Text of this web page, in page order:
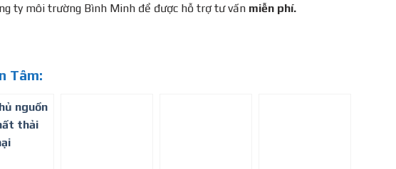
ty môi trường Bình Minh để được hỗ trợ tư vấn miễn phí.
Tâm: